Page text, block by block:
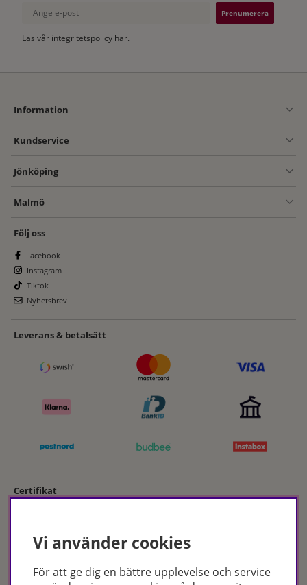
Ange e-post
Läs vår integritetspolicy här.
Information
Kundservice
Jönköping
Malmö
Följ oss
Facebook
Instagram
Tiktok
Nyhetsbrev
Leverans & betalsätt
Certifikat
Vi använder cookies
För att ge dig en bättre upplevelse och service